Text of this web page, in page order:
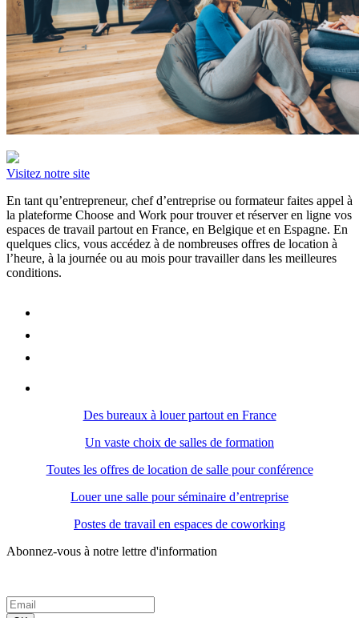
Visitez notre site
En tant qu’entrepreneur, chef d’entreprise ou formateur faites appel à
la plateforme Choose and Work pour trouver et réserver en ligne vos
espaces de travail partout en France, en Belgique et en Espagne. En
quelques clics, vous accédez à de nombreuses offres de location à
l’heure, à la journée ou au mois pour travailler dans les meilleures
conditions.
Des bureaux à louer partout en France
Un vaste choix de salles de formation
Toutes les offres de location de salle pour conférence
Louer une salle pour séminaire d’entreprise
Postes de travail en espaces de coworking
Abonnez-vous à notre lettre d'information